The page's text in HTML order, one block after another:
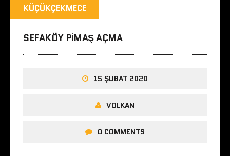
KÜÇÜKÇEKMECE
SEFAKÖY PIMAŞ AÇMA
15 ŞUBAT 2020
VOLKAN
0 COMMENTS